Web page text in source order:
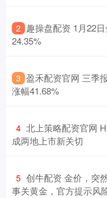
2 趣操盘配资 1月22
24.35%
3 盈禾配资官网 三季
涨幅41.68%
4 北上策略配资官网
成两地上市新关切
5 创牛配资 金价，突
事关黄金，官方提示风